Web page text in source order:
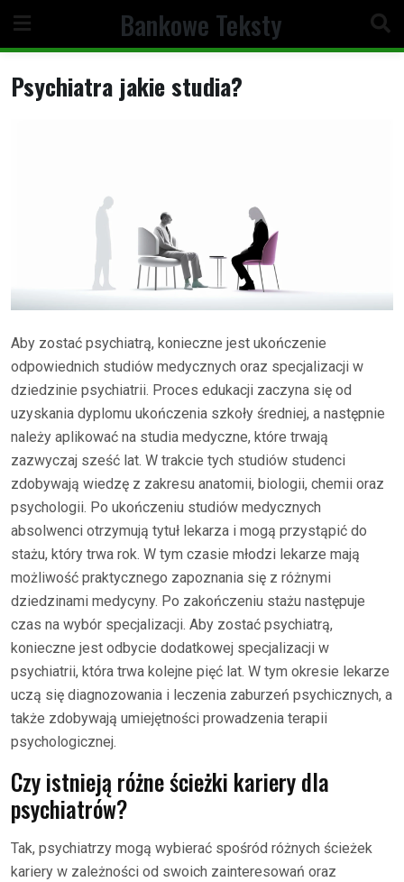
content
Bankowe Teksty
Psychiatra jakie studia?
Aby zostać psychiatrą, konieczne jest ukończenie
odpowiednich studiów medycznych oraz specjalizacji w
dziedzinie psychiatrii. Proces edukacji zaczyna się od
uzyskania dyplomu ukończenia szkoły średniej, a następnie
należy aplikować na studia medyczne, które trwają
zazwyczaj sześć lat. W trakcie tych studiów studenci
zdobywają wiedzę z zakresu anatomii, biologii, chemii oraz
psychologii. Po ukończeniu studiów medycznych
absolwenci otrzymują tytuł lekarza i mogą przystąpić do
stażu, który trwa rok. W tym czasie młodzi lekarze mają
możliwość praktycznego zapoznania się z różnymi
dziedzinami medycyny. Po zakończeniu stażu następuje
czas na wybór specjalizacji. Aby zostać psychiatrą,
konieczne jest odbycie dodatkowej specjalizacji w
psychiatrii, która trwa kolejne pięć lat. W tym okresie lekarze
uczą się diagnozowania i leczenia zaburzeń psychicznych, a
także zdobywają umiejętności prowadzenia terapii
psychologicznej.
Czy istnieją różne ścieżki kariery dla
psychiatrów?
Tak, psychiatrzy mogą wybierać spośród różnych ścieżek
kariery w zależności od swoich zainteresowań oraz